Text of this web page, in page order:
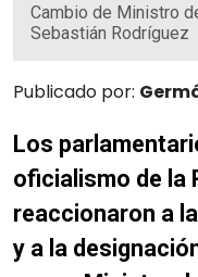
Cambio de Ministro
Sebastián Rodríguez
Publicado por:
Los
oficialismo de la
reaccionaron a
y a la